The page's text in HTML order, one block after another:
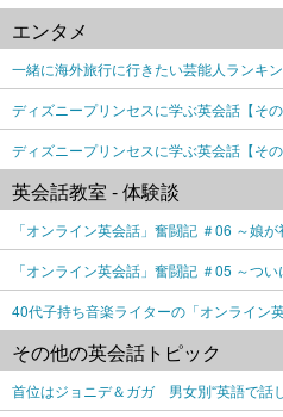
エンタメ
一緒に海外旅行に行きたい芸能人ランキ
ディズニープリンセスに学ぶ英会話【そ
ディズニープリンセスに学ぶ英会話【その
英会話教室 - 体験談
「オンライン英会話」奮闘記 ＃06 ～娘
「オンライン英会話」奮闘記 ＃05 ～つ
40代子持ち音楽ライターの「オンライ
その他の英会話トピック
首位はジョニデ＆ガガ 男女別“英語で話